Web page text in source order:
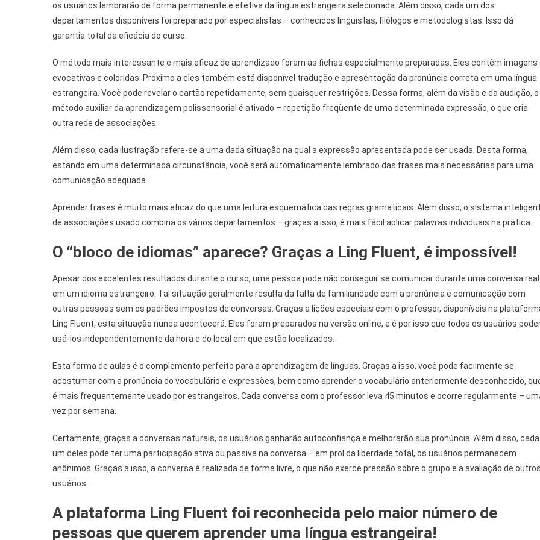
os usuários lembrarão de forma permanente e efetiva da língua estrangeira selecionada. Além disso, cada um dos
departamentos disponíveis foi preparado por especialistas – conhecidos linguistas, filólogos e metodologistas. Isso dá
garantia total da eficácia do curso.
O método mais interessante e mais eficaz de aprendizado foram as fichas especialmente preparadas. Eles contêm imagens
evocativas e coloridas. Próximo a eles também está disponível tradução e apresentação da pronúncia correta em uma língua
estrangeira. Você pode revelar o cartão repetidamente, sem quaisquer restrições. Dessa forma, além da visão e da audição, o
método auxiliar da aprendizagem polissensorial é ativado – repetição freqüente de uma determinada expressão, o que cria
outra rede de associações.
Além disso, cada ilustração refere-se a uma dada situação na qual a expressão apresentada pode ser usada. Desta forma,
estando em uma determinada circunstância, você será automaticamente lembrado das frases mais necessárias para uma
comunicação adequada.
Aprender frases é muito mais eficaz do que uma leitura esquemática das regras gramaticais. Além disso, o sistema
de associações usado combina os vários departamentos – graças a isso, é mais fácil aplicar palavras individuais na prática.
O “bloco de idiomas” aparece? Graças a Ling Fluent, é impossível!
Apesar dos excelentes resultados durante o curso, uma pessoa pode não conseguir se comunicar durante uma conversa real
em um idioma estrangeiro. Tal situação geralmente resulta da falta de familiaridade com a pronúncia e comunicação com
outras pessoas sem os padrões impostos de conversas. Graças a lições especiais com o professor, disponíveis na
Ling Fluent, esta situação nunca acontecerá. Eles foram preparados na versão online, e é por isso que todos os usuários
usá-los independentemente da hora e do local em que estão localizados.
Esta forma de aulas é o complemento perfeito para a aprendizagem de línguas. Graças a isso, você pode facilmente se
acostumar com a pronúncia do vocabulário e expressões, bem como aprender o vocabulário anteriormente desconhecido,
é mais frequentemente usado por estrangeiros. Cada conversa com o professor leva 45 minutos e ocorre regularmente –
vez por semana.
Certamente, graças a conversas naturais, os usuários ganharão autoconfiança e melhorarão sua pronúncia. Além disso, cada
um deles pode ter uma participação ativa ou passiva na conversa – em prol da liberdade total, os usuários permanecem
anônimos. Graças a isso, a conversa é realizada de forma livre, o que não exerce pressão sobre o grupo e a avaliação de
usuários.
A plataforma Ling Fluent foi reconhecida pelo maior número de
pessoas que querem aprender uma língua estrangeira!